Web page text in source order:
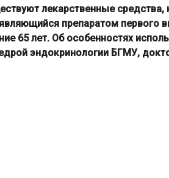
лекарственные
препаратом первого
65 лет. Об особенностях
эндокринологии БГМУ,